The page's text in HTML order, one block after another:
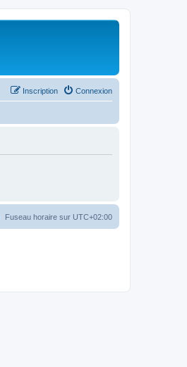
Connexion
Inscription
Fuseau horaire sur UTC+02:00